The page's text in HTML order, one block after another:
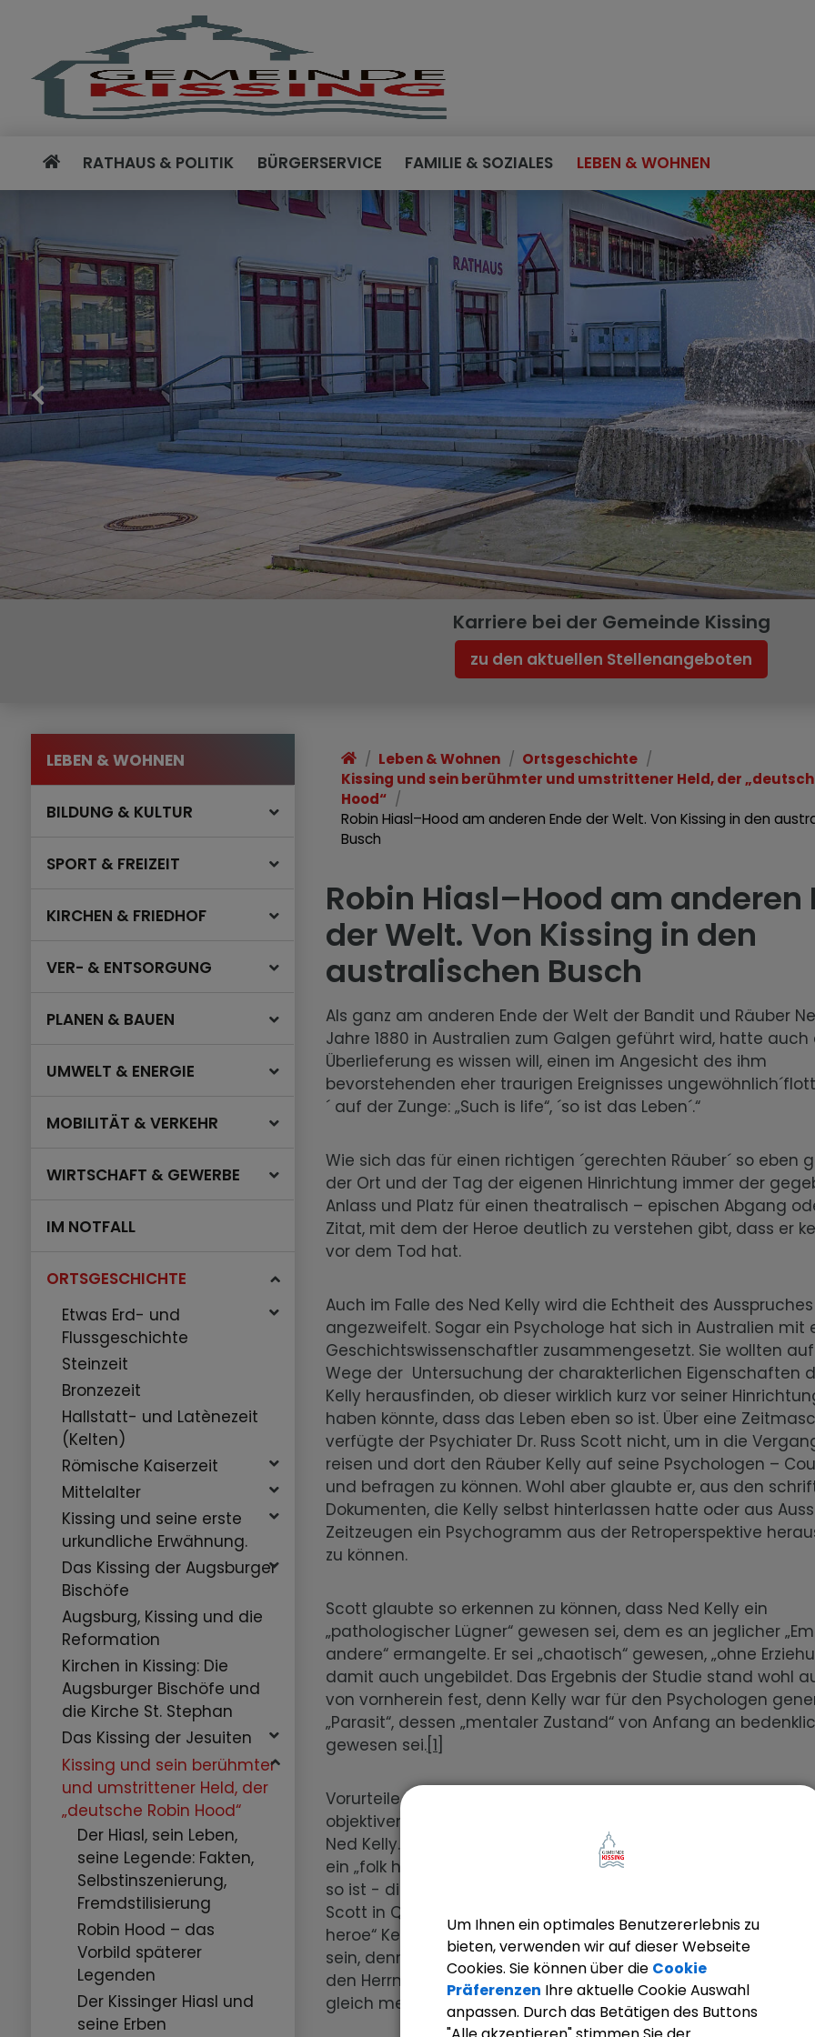
RATHAUS & POLITIK BÜRGERSERVICE FAMILIE & SOZIALES LEBEN & WOHNEN
Karriere bei der Gemeinde Kissing
zu den aktuellen Stellenangeboten
LEBEN & WOHNEN
BILDUNG & KULTUR
SPORT & FREIZEIT
KIRCHEN & FRIEDHOF
VER- & ENTSORGUNG
PLANEN & BAUEN
UMWELT & ENERGIE
MOBILITÄT & VERKEHR
WIRTSCHAFT & GEWERBE
IM NOTFALL
ORTSGESCHICHTE
Etwas Erd- und
Flussgeschichte
Steinzeit
Bronzezeit
Hallstatt- und Latènezeit
(Kelten)
Römische Kaiserzeit
Mittelalter
Kissing und seine erste
urkundliche Erwähnung.
Das Kissing der Augsburger
Bischöfe
Augsburg, Kissing und die
Reformation
Kirchen in Kissing: Die
Augsburger Bischöfe und
die Kirche St. Stephan
Das Kissing der Jesuiten
Kissing und sein berühmter
und umstrittener Held, der
„deutsche Robin Hood“
Der Hiasl, sein Leben,
seine Legende: Fakten,
Selbstinszenierung,
Fremdstilisierung
Robin Hood – das
Vorbild späterer
Legenden
Der Kissinger Hiasl und
seine Erben
Leben & Wohnen
Ortsgeschichte
Kissing und sein berühmter und umstrittener Held, der
Hood“
Robin Hiasl–Hood am anderen Ende der Welt. Von Kissing in den
Busch
Robin Hiasl–Hood am anderen
der Welt. Von Kissing in den
australischen Busch
Als ganz am anderen Ende der Welt der Bandit und Räuber
Jahre 1880 in Australien zum Galgen geführt wird, hatte auch
Überlieferung es wissen will, einen im Angesicht des ihm
bevorstehenden eher traurigen Ereignisses
´ auf der Zunge: „Such is life“, ´so ist das Leben´.“
Wie sich das für einen richtigen ´gerechten Räuber´ so eben
der Ort und der Tag der eigenen Hinrichtung immer der
Anlass und Platz für einen theatralisch – epischen Abgang
Zitat, mit dem der Heroe deutlich zu verstehen gibt, dass er
vor dem Tod hat.
Auch im Falle des Ned Kelly wird die Echtheit des
angezweifelt. Sogar ein Psychologe hat sich in Australien mit
Geschichtswissenschaftler zusammengesetzt. Sie wollten
Wege der Untersuchung der charakterlichen Eigenschaften
Kelly herausfinden, ob dieser wirklich kurz vor seiner
haben könnte, dass das Leben eben so ist. Über eine
verfügte der Psychiater Dr. Russ Scott nicht, um in die
reisen und dort den Räuber Kelly auf seine Psychologen –
und befragen zu können. Wohl aber glaubte er, aus den
Dokumenten, die Kelly selbst hinterlassen hatte oder aus
Zeitzeugen ein Psychogramm aus der Retroperspektive
zu können.
Scott glaubte so erkennen zu können, dass Ned Kelly ein
„pathologischer Lügner“ gewesen sei, dem es an jeglicher
andere“ ermangelte. Er sei „chaotisch“ gewesen, „ohne
damit auch ungebildet. Das Ergebnis der Studie stand wohl
von vornherein fest, denn Kelly war für den Psychologen
„Parasit“, dessen „mentaler Zustand“ von Anfang an
gewesen sei. [1]
Vorurteile trüben auch manchmal in der Wissenschaft die
objektiven Analyse. In Australien scheiden sich bis heute die
Ned Kelly. Für die meisten Menschen ist er auf dem fünften
ein „folk heroe“ und sie sehen - wie das auch in Kissing heute
so ist - die helle und die dunkle Seite des Helden in gleichem
Scott in Queensland aber hegt eine besondere Feindschaft
heroe“ Kelly. Dabei scheint seine Quellenarbeit ungenügend
sein, denn die Prozessakten im Fall dieses´gerechten Räubers´
den Herrn Psychiater einige Überraschungen bereit gehalten.
gleich mehr.
Um Ihnen ein optimales Benutzererlebnis zu
bieten, verwenden wir auf dieser Webseite
Cookies. Sie können über die Cookie
Präferenzen Ihre aktuelle Cookie Auswahl
anpassen. Durch das Betätigen des Buttons